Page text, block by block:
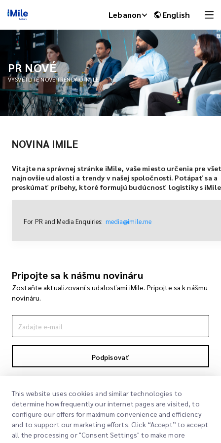
Lebanon English
PR NOVÉ
VYSVETLITE NOVÉ TRENDY O IMILE
NOVINA IMILE
Vitajte na správnej stránke iMile, vaše miesto určenia pre
najnovšie udalosti a trendy v našej spoločnosti. Potápať sa a
preskúmať príbehy, ktoré formujú budúcnosť logistiky s
For PR and Media Enquiries: media@imile.me
Pripojte sa k nášmu novináru
Zostaňte aktualizovaní s udalosťami iMile. Pripojte sa k nášmu
novináru.
Podpisovať
This website uses cookies and similar technologies to
determine how frequently our internet pages are visited, to
configure our offers for maximum convenience and efficiency
and to support our marketing efforts. Click “Accept” to accept
all the processing or "Consent Settings" to make more